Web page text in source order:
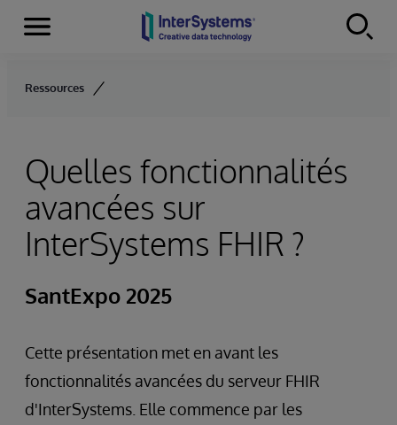
Skip to content
Menu
Ressources
Quelles fonctionnalités
avancées sur
InterSystems FHIR ?
SantExpo 2025
Cette présentation met en avant les
fonctionnalités avancées du serveur FHIR
d'InterSystems. Elle commence par les